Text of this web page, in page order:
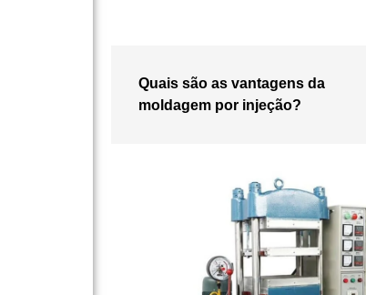
Quais são as vantagens da
moldagem por injeção?